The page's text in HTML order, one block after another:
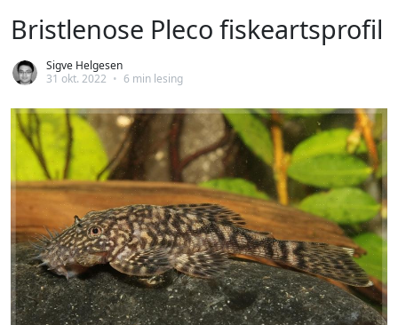
Bristlenose Pleco fiskeartsprofil
Sigve Helgesen
31 okt. 2022 • 6 min lesing